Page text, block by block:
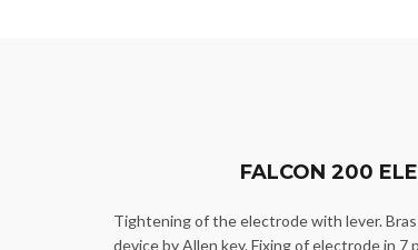
FALCON 200
Tightening of the electrode with lever.
device by Allen key. Fixing of electrode in 7